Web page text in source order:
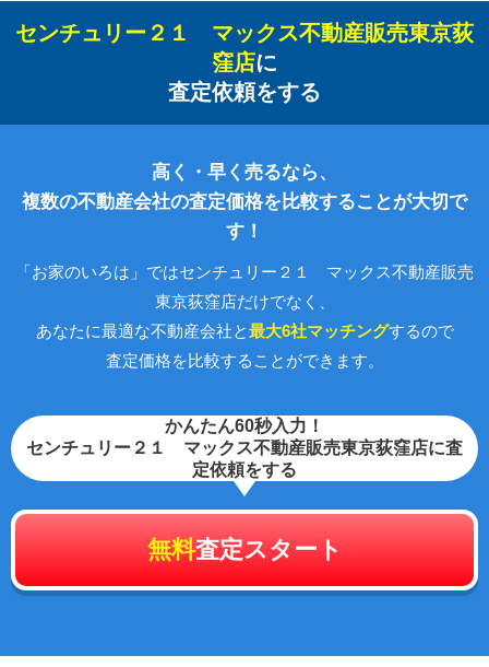
センチュリー２１ マックス不動産販売東京荻
窪店に
査定依頼をする
高く・早く売るなら、
複数の不動産会社の査定価格を比較することが大切で
す！
「お家のいろは」ではセンチュリー２１ マックス不動産販売
東京荻窪店だけでなく、
あなたに最適な不動産会社と最大6社マッチングするので
査定価格を比較することができます。
かんたん60秒入力！
センチュリー２１ マックス不動産販売東京荻窪店に査
定依頼をする
無料査定スタート